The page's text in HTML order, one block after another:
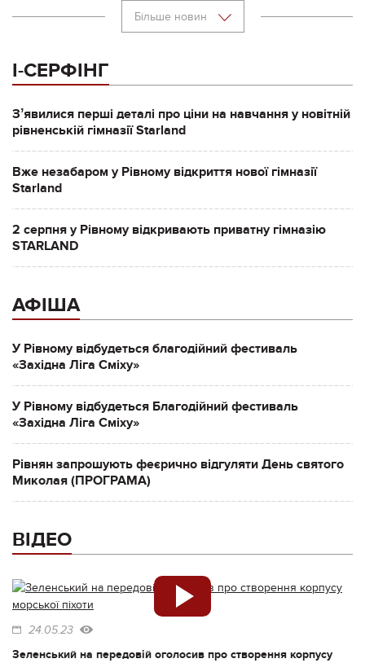
Більше новин
І-СЕРФІНГ
Зʼявилися перші деталі про ціни на навчання у новітній
рівненській гімназії Starland
Вже незабаром у Рівному відкриття нової гімназії
Starland
2 серпня у Рівному відкривають приватну гімназію
STARLAND
АФІША
У Рівному відбудеться благодійний фестиваль
«Західна Ліга Сміху»
У Рівному відбудеться Благодійний фестиваль
«Західна Ліга Сміху»
Рівнян запрошують феєрично відгуляти День святого
Миколая (ПРОГРАМА)
ВІДЕО
24.05.23
Зеленський на передовій оголосив про створення корпусу